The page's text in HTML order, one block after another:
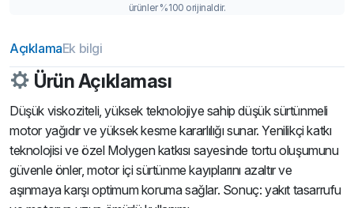
ürünler %100 orijinaldir.
AçıklamaEk bilgi
Ürün Açıklaması
Düşük viskoziteli, yüksek teknolojiye sahip düşük sürtünmeli
motor yağıdır ve yüksek kesme kararlılığı sunar. Yenilikçi katkı
teknolojisi ve özel Molygen katkısı sayesinde tortu oluşumunu
güvenle önler, motor içi sürtünme kayıplarını azaltır ve
aşınmaya karşı optimum koruma sağlar. Sonuç: yakıt tasarrufu